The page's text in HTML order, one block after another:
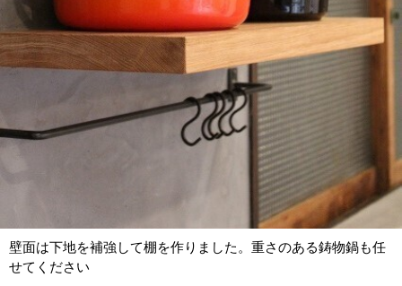
壁面は下地を補強して棚を作りました。重さのある鋳物鍋も任
せてください